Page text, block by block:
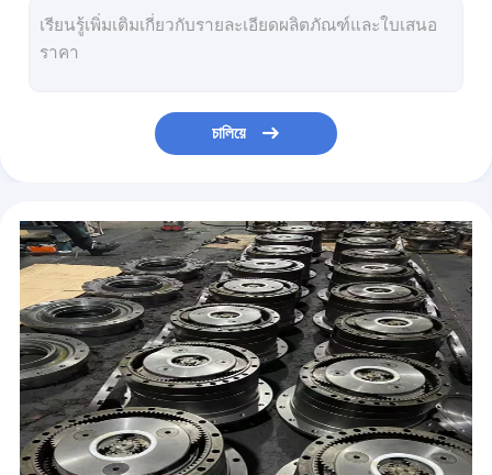
R265-9 R275-9 ไดรฟ์สุดท้ายพร้อมมอเตอร์
Final Drive Excavator กระปุกเกียร์ E320 E320V1 E320V2 7Y1571 158-8976
E320 E320B Cat Excavator Final Drive ฝาครอบ E320C E320D E323D 7Y1426 Final Drive Part
Gearbox Motor Cover 20Y-27-22190 20Y-27-31230 20Y-27-42530
EX200-2 กระปุกเกียร์ EX200LC-2 อะไหล่ 9091681 9116392 9116393
SY135-8 S130W-5 กระปุกเกียร์สวิงของรถขุด LG130 DH130-5 Kobelco Final Drive SK024
চালিয়ে